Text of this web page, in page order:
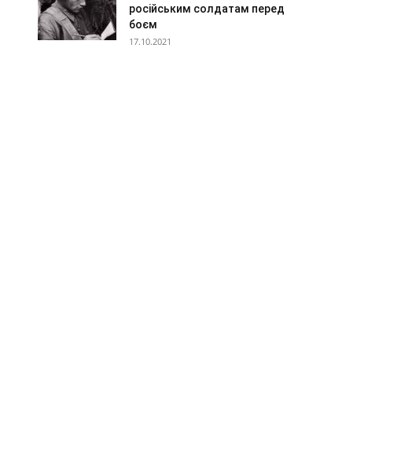
російським солдатам перед
боєм
17.10.2021